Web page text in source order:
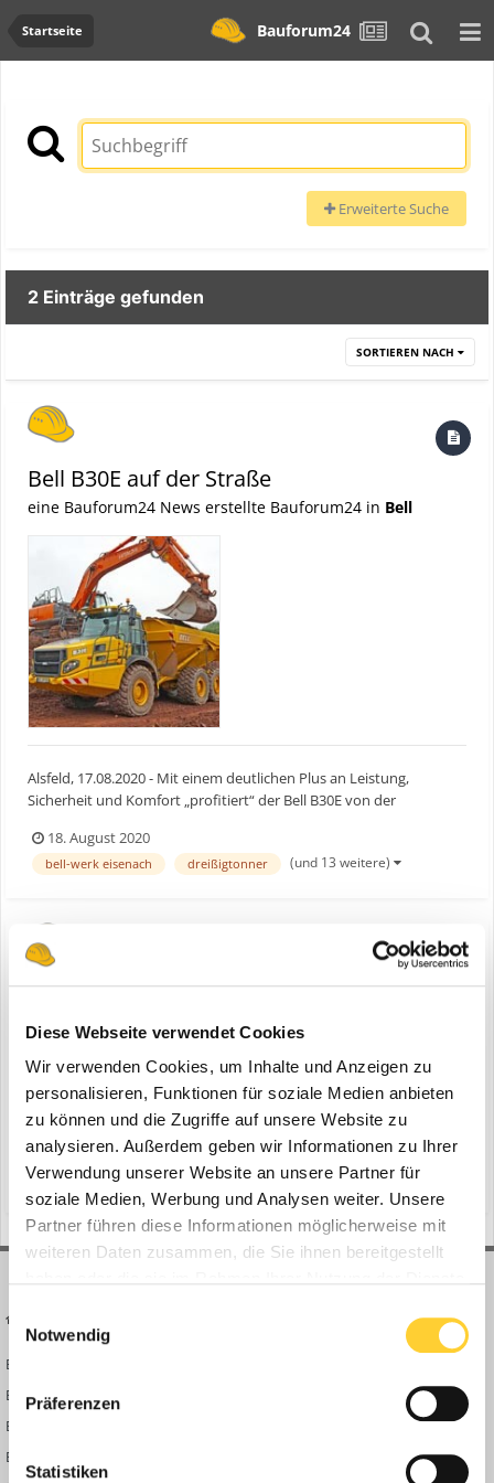
Diese Webseite verwendet Cookies
Wir verwenden Cookies, um Inhalte und Anzeigen zu
personalisieren, Funktionen für soziale Medien anbieten
zu können und die Zugriffe auf unsere Website zu
analysieren. Außerdem geben wir Informationen zu Ihrer
Verwendung unserer Website an unsere Partner für
soziale Medien, Werbung und Analysen weiter. Unsere
Partner führen diese Informationen möglicherweise mit
weiteren Daten zusammen, die Sie ihnen bereitgestellt
Einwilligungsauswahl
Notwendig
Präferenzen
Statistiken
Startseite Bauforum24
Erweiterte Suche
2 Einträge gefunden
SORTIEREN NACH
Bell B30E auf der Straße
eine Bauforum24 News erstellte Bauforum24 in Bell
Alsfeld, 17.08.2020 - Mit einem deutlichen Plus an Leistung,
Sicherheit und Komfort „profitiert“ der Bell B30E von der
seiner gewichtsoptimierten Auslegung garantiert der 28-Tonner
eine große Wirtschaftlichkeit und bietet eine hoch produ...
18. August 2020
bell-werk eisenach dreißigtonner (und 13 weitere)
Bell B30E auf der Straße
ein Thema erstellte Bauforum24 inNews aus der
Alsfeld, 17.08.2020 - Mit einem deutlichen Plus an Leistung,
Sicherheit und Komfort „profitiert“ der Bell B30E von der
Umstellung auf die Abgasnorm EU Stufe V. Nahezu unverändert in
seiner gewichtsoptimierten Auslegung garantiert der 28-Tonner
eine große Wirtschaftlichkeit und bietet eine hoch produ...
18. August 2020 1
bell-werk eisenach dreißigtonner (und 13 weitere)
Bauforum24 News
Bauforum24 TV
BF24 Mediathek
BF24 Fotostrecken